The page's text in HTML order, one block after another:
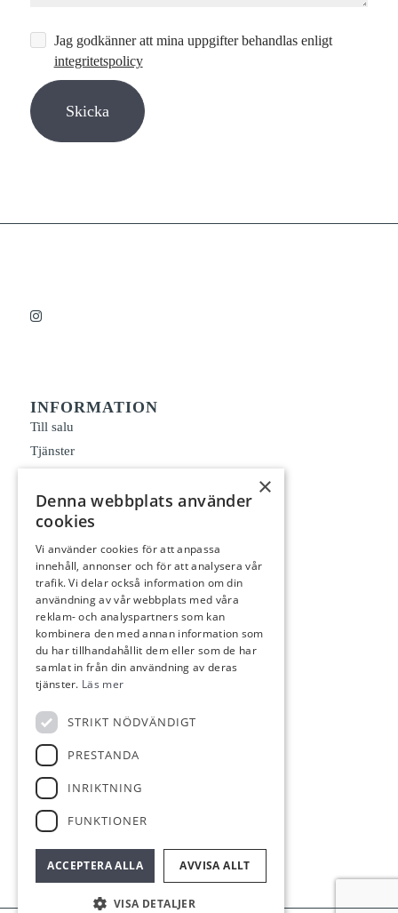
Jag godkänner att mina uppgifter behandlas enligt
integritetspolicy
INFORMATION
Till salu
Tjänster
Kontakt
Fastighetsförmedling
Rådgivning
Värdering
Generationsskifte
In English
KONTAKT
Rådjursstigen 28
170 76 Solna
Lgh 1501
0703-63 66 20
info@skogsmaklargruppen.se
×
Denna webbplats använder
cookies
Vi använder cookies för att anpassa
innehåll, annonser och för att analysera vår
trafik. Vi delar också information om din
användning av vår webbplats med våra
reklam- och analyspartners som kan
kombinera den med annan information som
du har tillhandahållit dem eller som de har
samlat in från din användning av deras
tjänster. Läs mer
STRIKT NÖDVÄNDIGT
PRESTANDA
INRIKTNING
FUNKTIONER
ACCEPTERA ALLA AVVISA ALLT
VISA DETALJER